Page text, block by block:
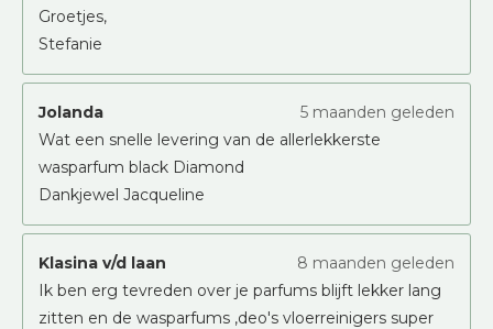
Groetjes,
Stefanie
Jolanda
5 maanden geleden
Wat een snelle levering van de allerlekkerste
wasparfum black Diamond
Dankjewel Jacqueline
Klasina v/d laan
8 maanden geleden
Ik ben erg tevreden over je parfums blijft lekker lang
zitten en de wasparfums ,deo's vloerreinigers super